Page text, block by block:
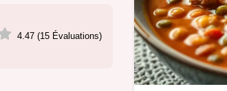
4.47 (15 Évaluations)